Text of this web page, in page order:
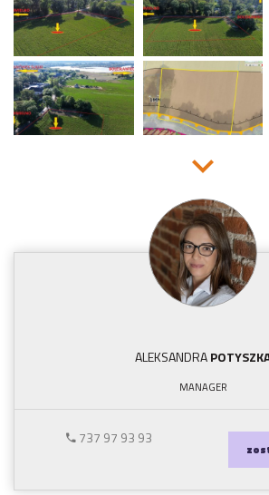
ALEKSANDRA
MANAGER
737 97 93 93